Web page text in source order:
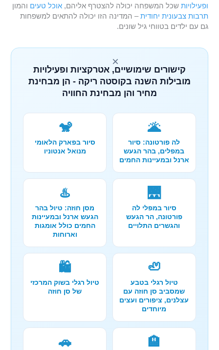
ופעילויות שכל המשפחה יכולה להצטרף אליהם,אוכל טעים והמון
תרבות צבעונית יחודית– המדינה הזו יכולה להתאים למשפחות
גם עם ילדים בטווחי גיל שונים.
×
קישורים שימושיים, אטרקציות ופעילויות
מובילות השנה בקוסטה ריקה - הן מבחינת
מחיר והן מבחינת החוויה
🌋
לה פורטונה: סיור
במפלים, בהר הגעש
ארנל ובמעיינות החמים
🐒
סיור בפארק הלאומי
מנואל אנטוניו
🌉
סיור במפלי לה
פורטונה, הר הגעש
והגשרים התלויים
♨️
מסן חוזה: טיול בהר
הגעש ארנל ובמעיינות
החמים כולל אומגות
וארוחות
🦥
טיול רגלי בטבע
שמסביב סן חוזה עם
עצלנים, ציפורים ועצים
מיוחדים
🛍️
טיול רגלי בשוק המרכזי
של סן חוזה
🏨
🚗